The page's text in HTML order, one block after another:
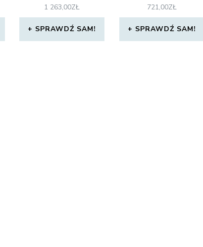
1 263,00ZŁ
SPRAWDŹ SAM!
721,00ZŁ
SPRAWDŹ SAM!